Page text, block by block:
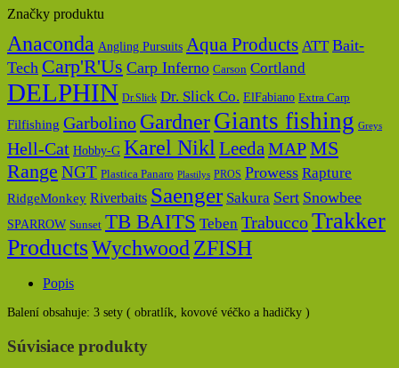
Značky produktu
Anaconda Angling Pursuits Aqua Products ATT Bait-
Tech Carp'R'Us Carp Inferno Carson Cortland
DELPHIN Dr.Slick Dr. Slick Co. ElFabiano Extra Carp
Filfishing Garbolino GardnerGiants fishing Greys
Hell-Cat Hobby-G Karel Nikl Leeda MAPMS
Range NGT Plastica Panaro Plastilys PROS Prowess Rapture
RidgeMonkey Riverbaits Saenger Sakura Sert Snowbee
SPARROW Sunset TB BAITS Teben TrabuccoTrakker
ProductsWychwood ZFISH
Popis
Balení obsahuje: 3 sety ( obratlík, kovové véčko a hadičky )
Súvisiace produkty